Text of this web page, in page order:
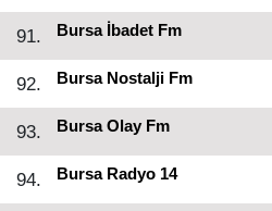
91. Bursa İbadet Fm
92. Bursa Nostalji Fm
93. Bursa Olay Fm
94. Bursa Radyo 14